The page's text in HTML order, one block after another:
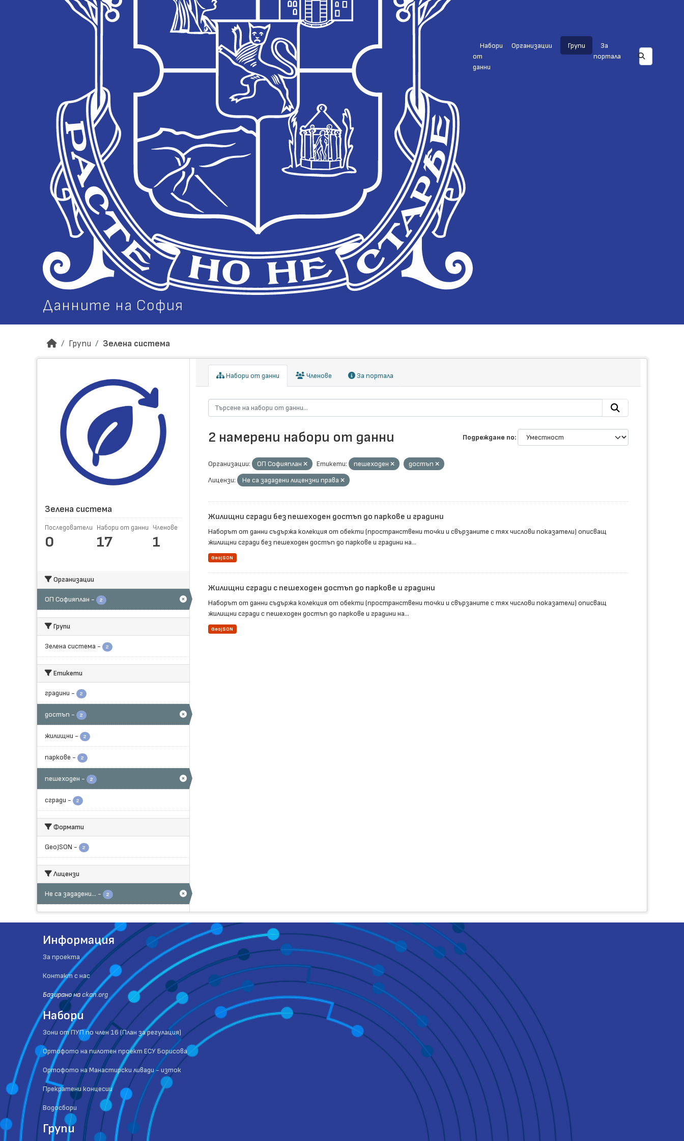
Данните на София
Набори
от
данни
Организации Групи
За
портала
Групи Зелена система
Зелена система
Последователи
0
Набори от данни
17
Членове
1
Организации
ОП Софияплан - 2
Групи
Зелена система - 2
Етикети
градини - 2
достъп - 2
жилищни - 2
паркове - 2
пешеходен - 2
сгради - 2
Формати
GeoJSON - 2
Лицензи
Не са зададени... - 2
Набори от данни Членове За портала
Подреждане по
2 намерени набори от данни
Организации: ОП Софияплан Етикети: пешеходен
достъп
Лицензи:
Не са зададени лицензни права
Жилищни сгради без пешеходен достъп до паркове и градини
Наборът от данни съдържа колекция от обекти (пространствени точки и свързаните с тях числови показатели) описващ
жилищни сгради без пешеходен достъп до паркове и градини на...
GeoJSON
Жилищни сгради с пешеходен достъп до паркове и градини
Наборът от данни съдържа колекция от обекти (пространствени точки и свързаните с тях числови показатели) описващ
жилищни сгради с пешеходен достъп до паркове и градини на...
GeoJSON
Информация
За проекта
Контакт с нас
Базиранo на ckan.org
Набори
Зони от ПУП по член 16 (План за регулация)
Ортофото на пилотен проект ЕСУ Борисова
Ортофото на Манастирски ливади - изток
Прекратени концесии
Водосбори
Групи